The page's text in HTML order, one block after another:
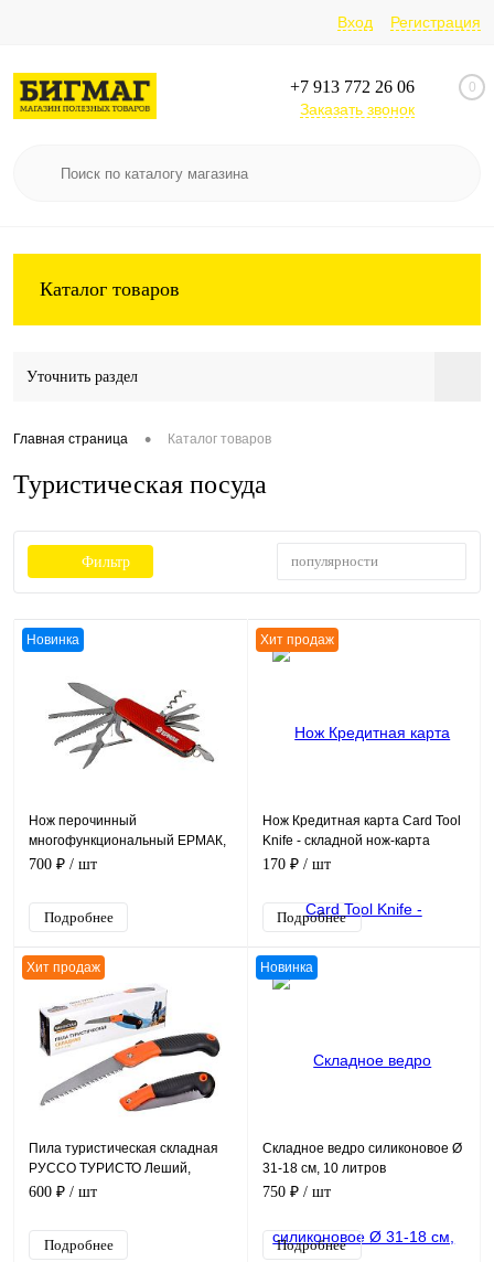
Вход Регистрация
+7 913 772 26 06
Заказать звонок
0
Каталог товаров
Уточнить раздел
Главная страница • Каталог товаров
Туристическая посуда
Фильтр популярности
Новинка
Нож перочинный
многофункциональный ЕРМАК,
складной, 11 инструментов,
700 ₽ / шт
Подробнее
Хит продаж
Нож Кредитная карта Card Tool
Knife - складной нoж-карта
170 ₽ / шт
Подробнее
Хит продаж
Пила туристическая складная
РУССО ТУРИСТО Леший,
размер 18,5*5*3 см
600 ₽ / шт
Подробнее
Новинка
Складное ведро силиконовое Ø
31-18 см, 10 литров
750 ₽ / шт
Подробнее